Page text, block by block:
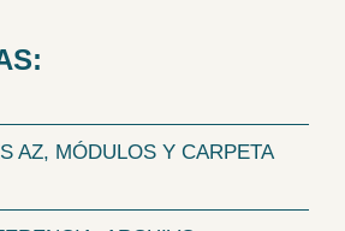
AZ, MÓDULOS Y CARPETA